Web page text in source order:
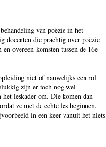
van poëzie in het
docenten die prachtig over poëzie
overeen-komsten tussen de 16e-
niet of nauwelijks een rol
zijn er toch nog wel
leskader om. Die komen dan
ze met de echte les beginnen.
in een keer vanuit het niets